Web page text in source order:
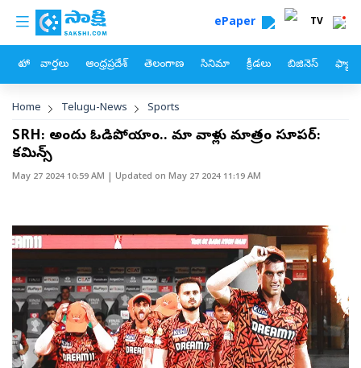
Skip to main content
custom menu ePaper TV
హోం వార్తలు ఆంధ్రప్రదేశ్ తెలంగాణ సినిమా క్రీడలు బిజినెస్
Breadcrumb
Home Telugu-News Sports
SRH: అందుకే ఓడిపోయాం.. మా వాళ్లు మాత్రం సూపర్‌:
కమిన్స్‌
May 27 2024 10:59 AM | Updated on May 27 2024 11:19 AM